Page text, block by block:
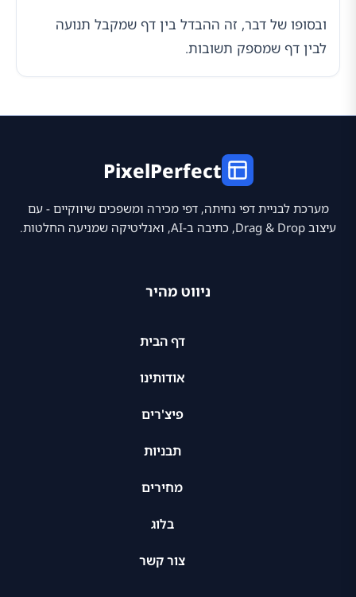
ובסופו של דבר, זה ההבדל בין דף שמקבל תנועה
לבין דף שמספק תשובות.
PixelPerfect
מערכת לבניית דפי נחיתה, דפי מכירה ומשפכים שיווקיים - עם
עיצוב Drag & Drop, כתיבה ב-AI, ואנליטיקה שמניעה החלטות.
ניווט מהיר
דף הבית
אודותינו
פיצ'רים
תבניות
מחירים
בלוג
צור קשר